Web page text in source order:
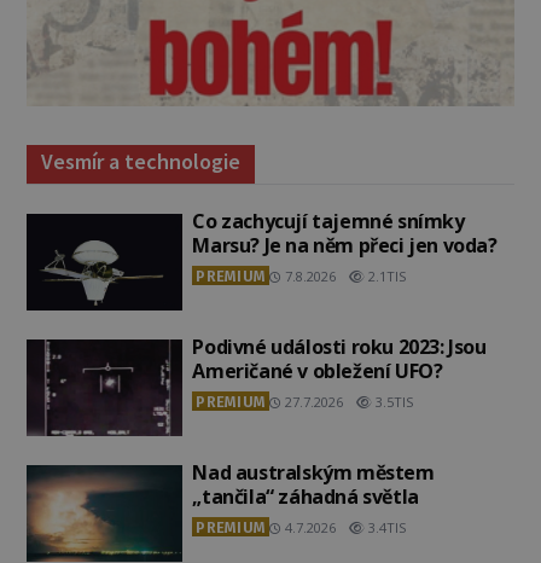
Vesmír a technologie
Co zachycují tajemné snímky
Marsu? Je na něm přeci jen voda?
PREMIUM 7.8.2026 2.1TIS
Podivné události roku 2023: Jsou
Američané v obležení UFO?
PREMIUM 27.7.2026 3.5TIS
Nad australským městem
„tančila“ záhadná světla
PREMIUM 4.7.2026 3.4TIS